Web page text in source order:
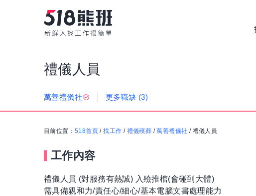
禮儀人員
萬善禮儀社 更多職缺 (3)
目前位置： 518首頁 /找工作 / 禮儀殯葬 /萬善禮儀社 / 禮儀人員
工作內容
禮儀人員 (對服務有熱誠) 入殮推棺(會碰到大體)
需具備親和力/責任心/細心/基本電腦文書處理能力